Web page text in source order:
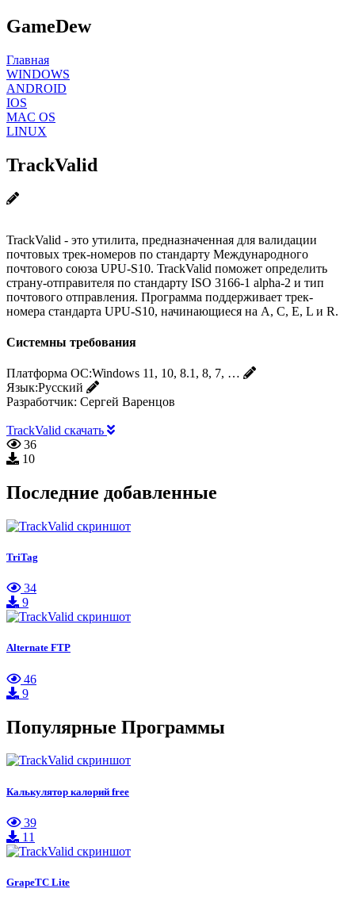
GameDew
Главная
WINDOWS
ANDROID
IOS
MAC OS
LINUX
TrackValid
TrackValid - это утилита, предназначенная для валидации
почтовых трек-номеров по стандарту Международного
почтового союза UPU-S10. TrackValid поможет определить
страну-отправителя по стандарту ISO 3166-1 alpha-2 и тип
почтового отправления. Программа поддерживает трек-
номера стандарта UPU-S10, начинающиеся на A, C, E, L и R.
Системны требования
Платформа ОС:Windows 11, 10, 8.1, 8, 7, …
Язык:Русский
Разработчик: Сергей Варенцов
TrackValid скачать
36
10
Последние добавленные
TriTag
34
9
Alternate FTP
46
9
Популярные Программы
Калькулятор калорий free
39
11
GrapeTC Lite